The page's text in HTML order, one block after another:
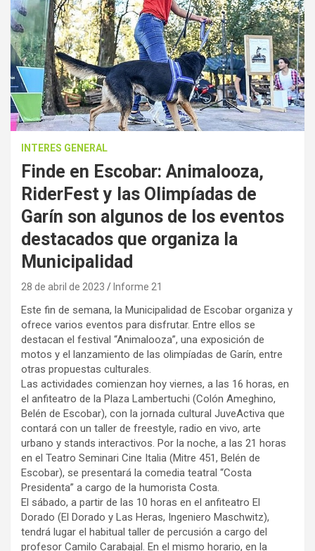
INTERES GENERAL
Finde en Escobar: Animalooza,
RiderFest y las Olimpíadas de
Garín son algunos de los eventos
destacados que organiza la
Municipalidad
28 de abril de 2023 Informe 21
Este fin de semana, la Municipalidad de Escobar organiza y
ofrece varios eventos para disfrutar. Entre ellos se
destacan el festival “Animalooza”, una exposición de
motos y el lanzamiento de las olimpíadas de Garín, entre
otras propuestas culturales.
Las actividades comienzan hoy viernes, a las 16 horas, en
el anfiteatro de la Plaza Lambertuchi (Colón Ameghino,
Belén de Escobar), con la jornada cultural JuveActiva que
contará con un taller de freestyle, radio en vivo, arte
urbano y stands interactivos. Por la noche, a las 21 horas
en el Teatro Seminari Cine Italia (Mitre 451, Belén de
Escobar), se presentará la comedia teatral “Costa
Presidenta” a cargo de la humorista Costa.
El sábado, a partir de las 10 horas en el anfiteatro El
Dorado (El Dorado y Las Heras, Ingeniero Maschwitz),
tendrá lugar el habitual taller de percusión a cargo del
profesor Camilo Carabajal. En el mismo horario, en la